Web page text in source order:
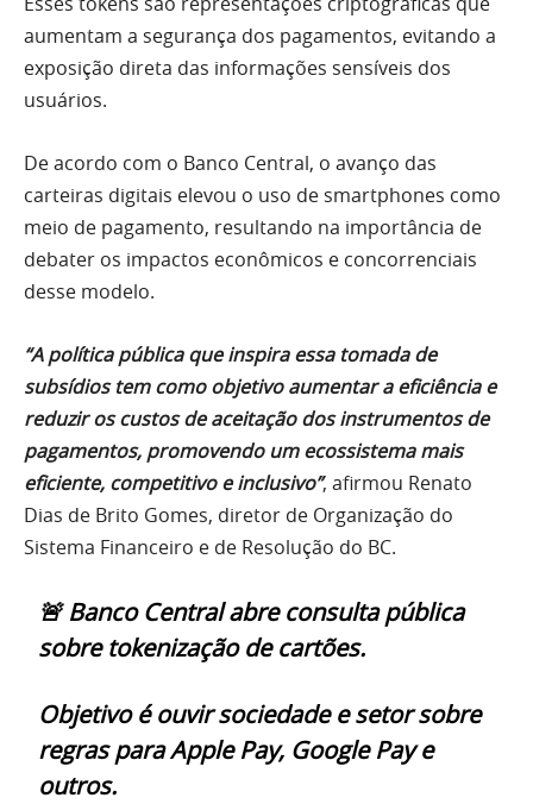
aumentam a segurança dos pagamentos, evitando a
exposição direta das informações sensíveis dos
usuários.
De acordo com o Banco Central, o avanço das
carteiras digitais elevou o uso de smartphones como
meio de pagamento, resultando na importância de
debater os impactos econômicos e concorrenciais
desse modelo.
“A política pública que inspira essa tomada de
subsídios tem como objetivo aumentar a eficiência e
reduzir os custos de aceitação dos instrumentos de
pagamentos, promovendo um ecossistema mais
eficiente, competitivo e inclusivo”, afirmou Renato
Dias de Brito Gomes, diretor de Organização do
Sistema Financeiro e de Resolução do BC.
🚨 Banco Central abre consulta pública
sobre tokenização de cartões.
Objetivo é ouvir sociedade e setor sobre
regras para Apple Pay, Google Pay e
outros.